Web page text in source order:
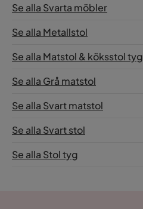
Se alla Svarta möbler
Se alla Metallstol
Se alla Matstol & köksstol tyg
Se alla Grå matstol
Se alla Svart matstol
Se alla Svart stol
Se alla Stol tyg